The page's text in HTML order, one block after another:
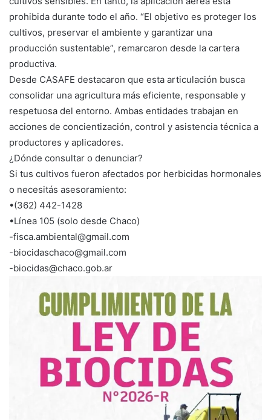
prohibida durante todo el año. “El objetivo es proteger los
cultivos, preservar el ambiente y garantizar una
producción sustentable”, remarcaron desde la cartera
productiva.
Desde CASAFE destacaron que esta articulación busca
consolidar una agricultura más eficiente, responsable y
respetuosa del entorno. Ambas entidades trabajan en
acciones de concientización, control y asistencia técnica a
productores y aplicadores.
¿Dónde consultar o denunciar?
Si tus cultivos fueron afectados por herbicidas hormonales
o necesitás asesoramiento:
•(362) 442-1428
•Línea 105 (solo desde Chaco)
-fisca.ambiental@gmail.com
-biocidaschaco@gmail.com
-biocidas@chaco.gob.ar